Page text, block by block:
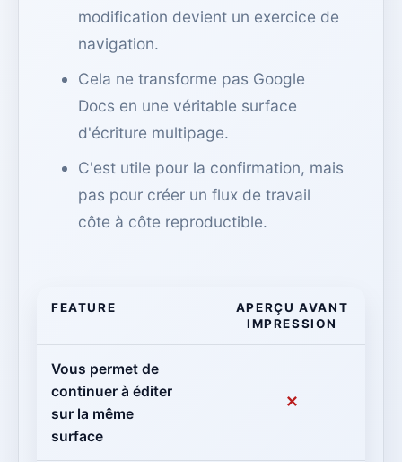
modification devient un exercice de
navigation.
Cela ne transforme pas Google
Docs en une véritable surface
d'écriture multipage.
C'est utile pour la confirmation, mais
pas pour créer un flux de travail
côte à côte reproductible.
FEATURE
APERÇU AVANT
IMPRESSION
Vous permet de
continuer à éditer
sur la même
surface
✕